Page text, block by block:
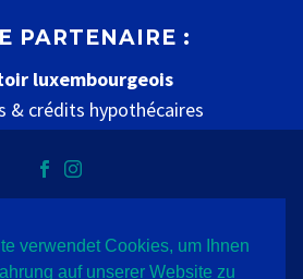
PARTENAIRE :
luxembourgeois
& crédits hypothécaires
mentions légales contact
verwendet Cookies, um Ihnen
auf unserer Website zu